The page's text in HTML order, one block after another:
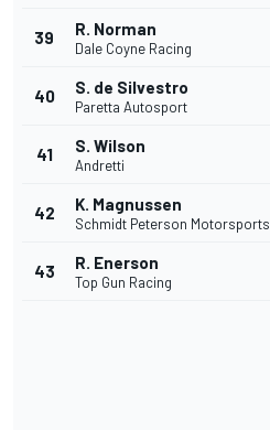
39 R. Norman
Dale Coyne Racing
40 S. de Silvestro
Paretta Autosport
41 S. Wilson
Andretti
42 K. Magnussen
Schmidt Peterson Motorsports
43 R. Enerson
Top Gun Racing